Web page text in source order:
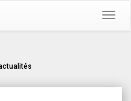
Toggle